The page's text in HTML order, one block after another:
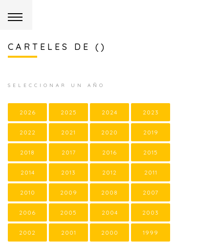
CARTELES DE ()
SELECCIONAR UN AÑO
2026 2025 2024 2023
2022 2021 2020 2019
2018 2017 2016 2015
2014 2013 2012 2011
2010 2009 2008 2007
2006 2005 2004 2003
2002 2001 2000 1999